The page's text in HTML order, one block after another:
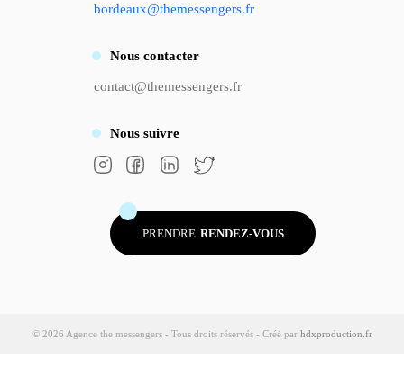
bordeaux@themessengers.fr
Nous contacter
contact@themessengers.fr
Nous suivre
PRENDRE RENDEZ-VOUS
© 2026 Agence the messengers - Tous droits réservés - Créé par hdxproduction.fr